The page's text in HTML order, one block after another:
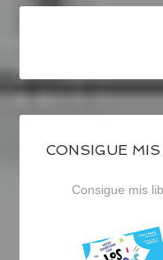
CONSIGUE
Consigue mis